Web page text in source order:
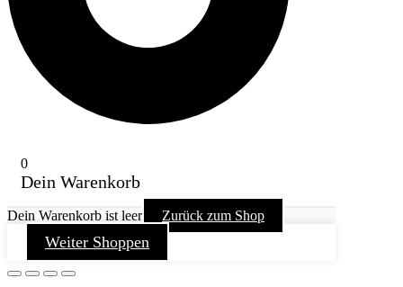
0
Dein Warenkorb
Dein Warenkorb ist leer Zurück zum Shop
Weiter Shoppen